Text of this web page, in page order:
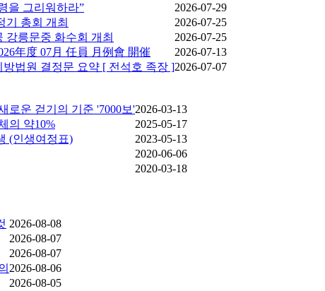
을 그리워하라”
2026-07-29
기 총회 개최
2026-07-25
강릉문중 화수회 개최
2026-07-25
年度 07月 任員 月例會 開催
2026-07-13
법원 결정문 요약 [ 전석호 족장 ]2026-07-07
로운 걷기의 기준 '7000보'2026-03-13
의 약10%
2025-05-17
(인생여정표)
2023-05-13
2020-06-06
2020-03-18
2026-08-08
2026-08-07
2026-08-07
2026-08-06
2026-08-05